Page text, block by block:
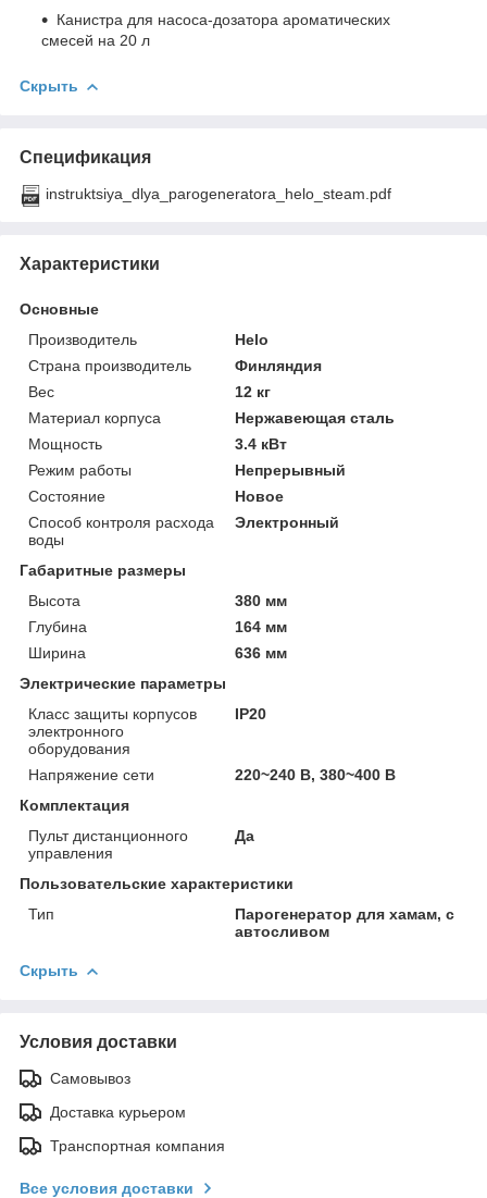
Канистра для насоса-дозатора ароматических
смесей на 20 л
Скрыть
Спецификация
instruktsiya_dlya_parogeneratora_helo_steam.pdf
Характеристики
Основные
Производитель
Helo
Страна производитель
Финляндия
Вес
12 кг
Материал корпуса
Нержавеющая сталь
Мощность
3.4 кВт
Режим работы
Непрерывный
Состояние
Новое
Способ контроля расхода
воды
Электронный
Габаритные размеры
Высота
380 мм
Глубина
164 мм
Ширина
636 мм
Электрические параметры
Класс защиты корпусов
электронного
оборудования
IP20
Напряжение сети
220~240 В, 380~400 В
Комплектация
Пульт дистанционного
управления
Да
Пользовательские характеристики
Тип
Парогенератор для хамам, с
автосливом
Скрыть
Условия доставки
Самовывоз
Доставка курьером
Транспортная компания
Все условия доставки